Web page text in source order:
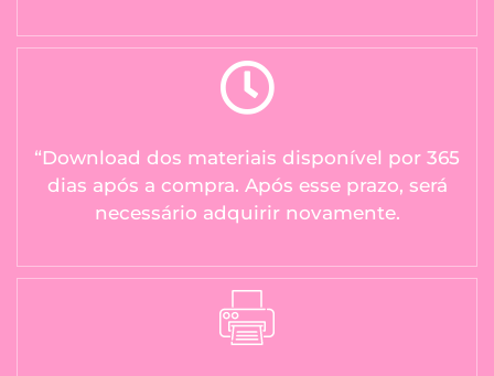
“Download dos materiais disponível por 365
dias após a compra. Após esse prazo, será
necessário adquirir novamente.